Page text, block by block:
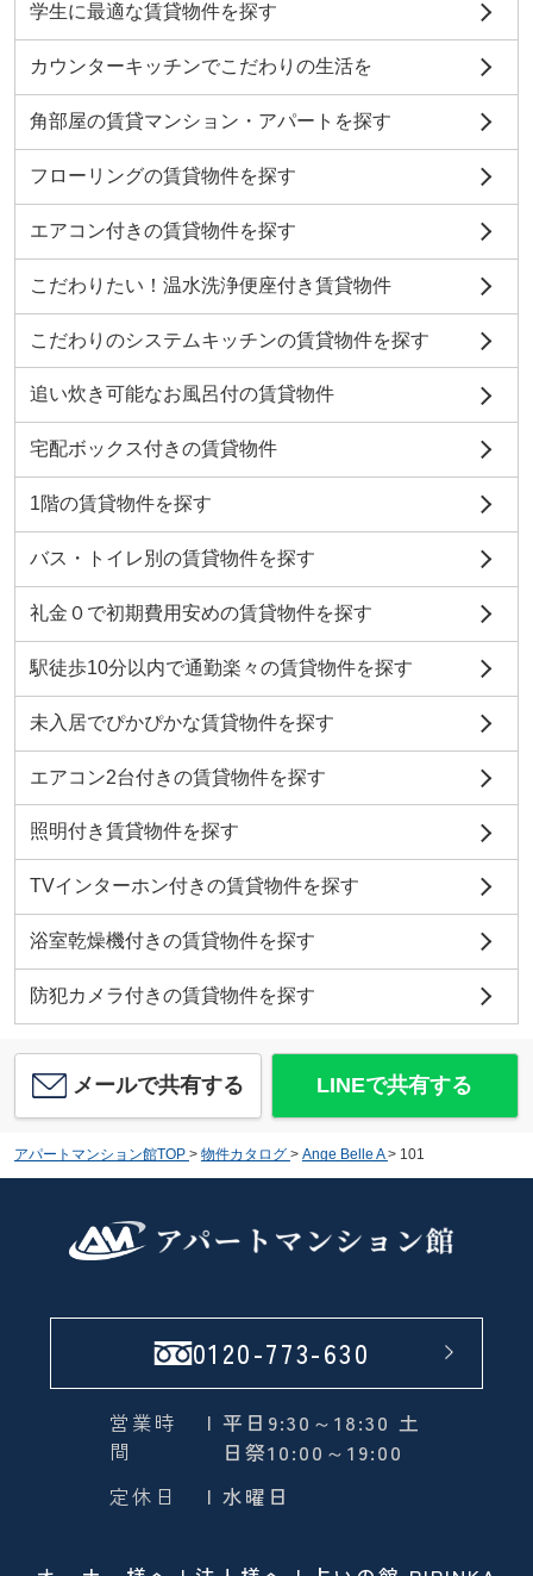
学生に最適な賃貸物件を探す
カウンターキッチンでこだわりの生活を
角部屋の賃貸マンション・アパートを探す
フローリングの賃貸物件を探す
エアコン付きの賃貸物件を探す
こだわりたい！温水洗浄便座付き賃貸物件
こだわりのシステムキッチンの賃貸物件を探す
追い炊き可能なお風呂付の賃貸物件
宅配ボックス付きの賃貸物件
1階の賃貸物件を探す
バス・トイレ別の賃貸物件を探す
礼金０で初期費用安めの賃貸物件を探す
駅徒歩10分以内で通勤楽々の賃貸物件を探す
未入居でぴかぴかな賃貸物件を探す
エアコン2台付きの賃貸物件を探す
照明付き賃貸物件を探す
TVインターホン付きの賃貸物件を探す
浴室乾燥機付きの賃貸物件を探す
防犯カメラ付きの賃貸物件を探す
メールで共有する LINEで共有する
アパートマンション館TOP > 物件カタログ > Ange Belle A > 101
0120-773-630
営業時
間
| 平日9:30～18:30 土
日祭10:00～19:00
定休日
| 水曜日